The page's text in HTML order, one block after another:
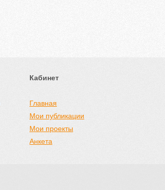
Кабинет
Главная
Мои публикации
Мои проекты
Анкета